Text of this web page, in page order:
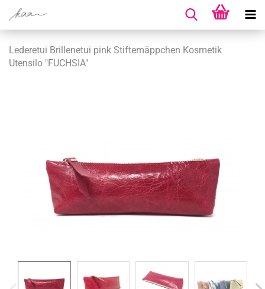
Lederetui Brillenetui pink Stiftemäppchen Kosmetik
Utensilo "FUCHSIA"